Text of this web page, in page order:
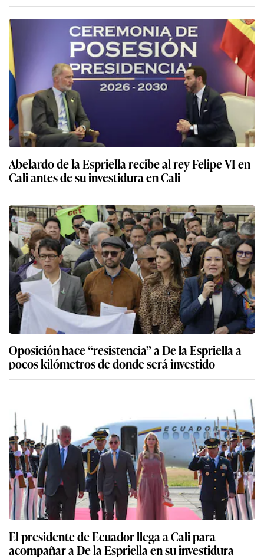
Abelardo de la Espriella recibe al rey Felipe VI en
Cali antes de su investidura en Cali
Oposición hace “resistencia” a De la Espriella a
pocos kilómetros de donde será investido
El presidente de Ecuador llega a Cali para
acompañar a De la Espriella en su investidura